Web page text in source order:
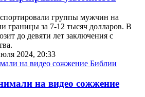
группы мужчин на
границы за 7-12 тысяч долларов. В
до девяти лет заключения с
2024, 20:33
на видео сожжение